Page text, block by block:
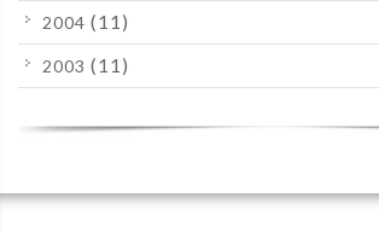
2004 (11)
2003 (11)